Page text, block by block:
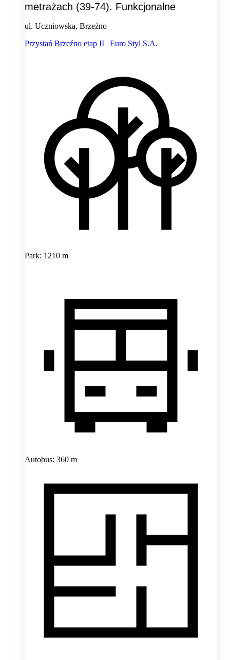
metrażach (39-74). Funkcjonalne
ul. Uczniowska, Brzeźno
Przystań Brzeźno etap II | Euro Styl S.A.
Park: 1210 m
Autobus: 360 m